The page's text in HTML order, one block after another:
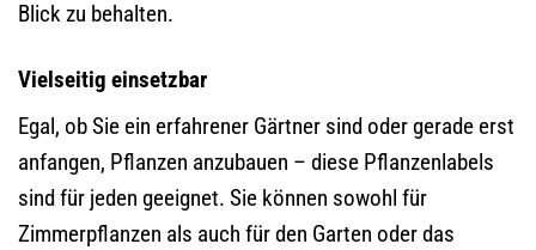
Blick zu behalten.
Vielseitig einsetzbar
Egal, ob Sie ein erfahrener Gärtner sind oder gerade erst
anfangen, Pflanzen anzubauen – diese Pflanzenlabels
sind für jeden geeignet. Sie können sowohl für
Zimmerpflanzen als auch für den Garten oder das